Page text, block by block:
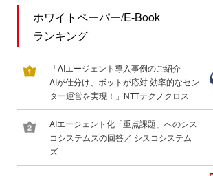
ホワイトペーパー/E-Book
ランキング
「AIエージェント導入事例のご紹介――
AIが仕分け、ボットが応対 効率的なセン
ター運営を実現！」NTTテクノクロス
AIエージェント化「重点課題」へのシス
コシステムズの回答／ シスコシステム
ズ